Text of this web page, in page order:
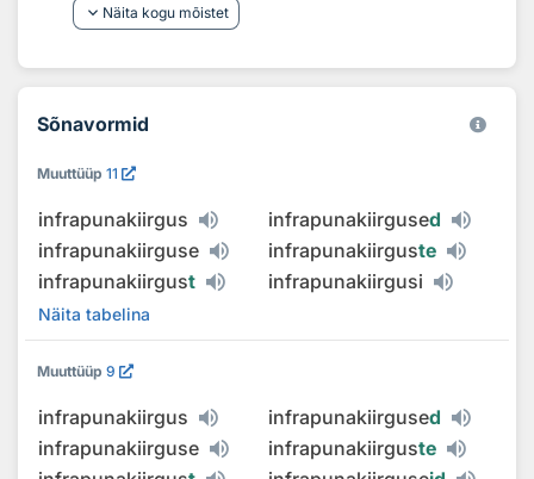
keyboard_arrow_down Näita kogu mõistet
Sõnavormid
Muuttüüp 11
infrapunakiirgus infrapunakiirgused
infrapunakiirguse
infrapunakiirguste
infrapunakiirgust infrapunakiirgusi
Näita tabelina
Muuttüüp 9
infrapunakiirgus infrapunakiirgused
infrapunakiirguse
infrapunakiirguste